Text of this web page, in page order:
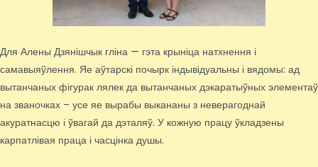
Для Алены Дзянішчык гліна — гэта крыніца натхнення і
самавыяўлення. Яе аўтарскі почырк індывідуальны і вядомы: ад
вытанчаных фігурак лялек да вытанчаных дэкаратыўных элементаў
на званочках – усе яе вырабы выкананы з неверагоднай
акуратнасцю і ўвагай да дэталяў. У кожную працу ўкладзены
карпатлівая праца і часцінка душы.